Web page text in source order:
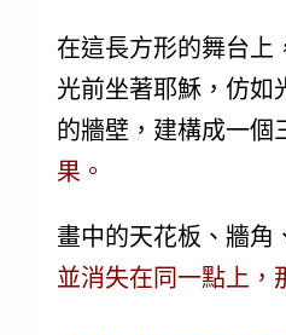
在這長方形的舞台上
光前坐著耶穌，仿如
的牆壁，建構成一個
果。
畫中的天花板、牆角
並消失在同一點上，